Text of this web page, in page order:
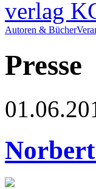
Autoren & Bücher
Presse